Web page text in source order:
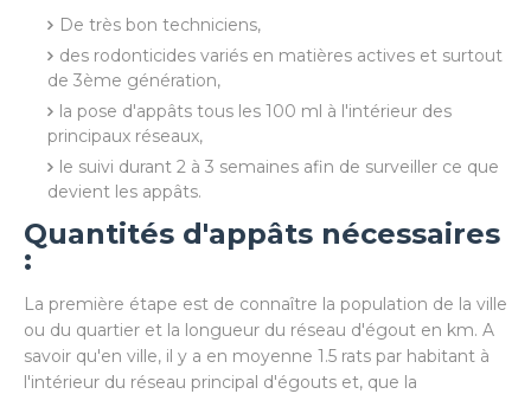
De très bon techniciens,
des rodonticides variés en matières actives et surtout
de 3ème génération,
la pose d'appâts tous les 100 ml à l'intérieur des
principaux réseaux,
le suivi durant 2 à 3 semaines afin de surveiller ce que
devient les appâts.
Quantités d'appâts nécessaires
:
La première étape est de connaître la population de la ville
ou du quartier et la longueur du réseau d'égout en km. A
savoir qu'en ville, il y a en moyenne 1.5 rats par habitant à
l'intérieur du réseau principal d'égouts et, que la